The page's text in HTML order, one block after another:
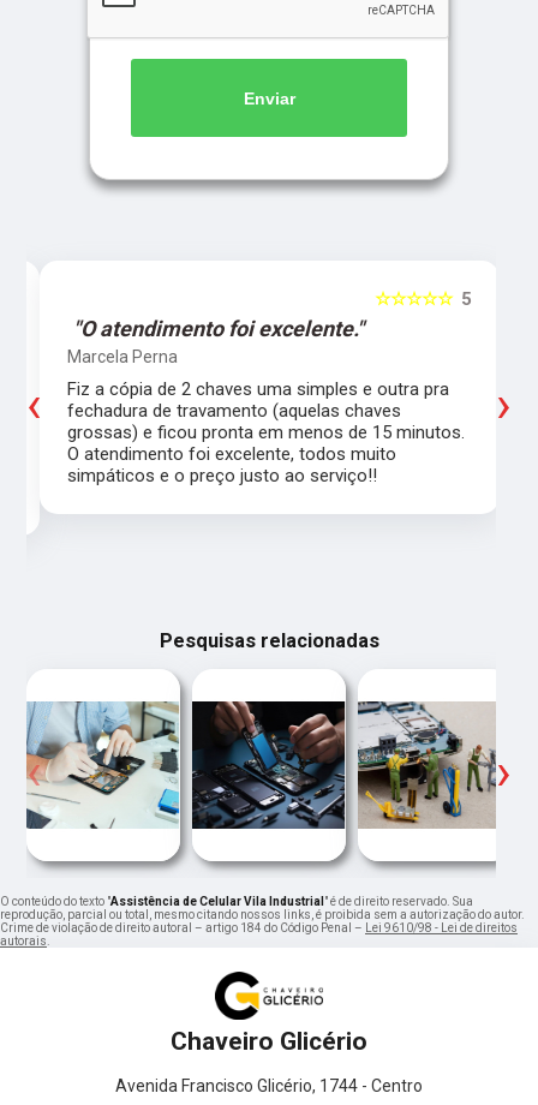
Enviar
5
☆☆☆☆☆
"O atendimento foi excelente."
Marcela Perna
Fiz a cópia de 2 chaves uma simples e outra pra
fechadura de travamento (aquelas chaves
grossas) e ficou pronta em menos de 15 minutos.
O atendimento foi excelente, todos muito
simpáticos e o preço justo ao serviço!!
‹ ›
Pesquisas relacionadas
‹ ›
O conteúdo do texto "Assistência de Celular Vila Industrial " é de direito reservado. Sua
reprodução, parcial ou total, mesmo citando nossos links, é proibida sem a autorização do autor.
Crime de violação de direito autoral – artigo 184 do Código Penal – Lei 9610/98 - Lei de direitos
autorais.
Chaveiro Glicério
Avenida Francisco Glicério, 1744 - Centro